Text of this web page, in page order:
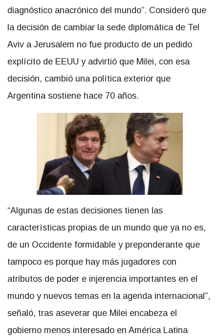
diagnóstico anacrónico del mundo”. Consideró que
la decisión de cambiar la sede diplomática de Tel
Aviv a Jerusalem no fue producto de un pedido
explícito de EEUU y advirtió que Milei, con esa
decisión, cambió una política exterior que
Argentina sostiene hace 70 años.
“Algunas de estas decisiones tienen las
características propias de un mundo que ya no es,
de un Occidente formidable y preponderante que
tampoco es porque hay más jugadores con
atributos de poder e injerencia importantes en el
mundo y nuevos temas en la agenda internacional”,
señaló, tras aseverar que Milei encabeza el
gobierno menos interesado en América Latina